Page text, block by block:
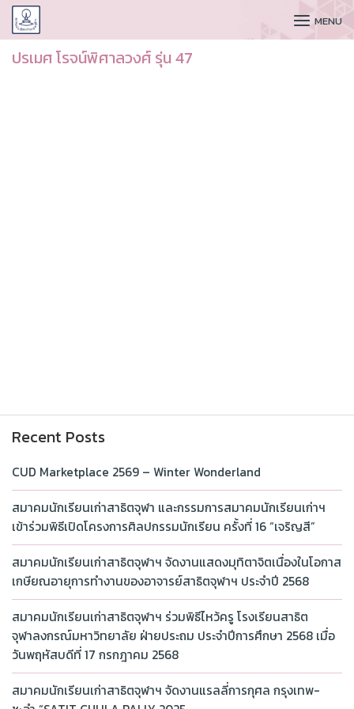
CUDAA MENU
ปรเมศ โรจน์พิศาลวงศ์ รุ่น 47
Recent Posts
CUD Marketplace 2569 – Winter Wonderland
สมาคมนักเรียนเก่าสาธิตจุฬา และกรรมการสมาคมนักเรียนเก่าฯ
เข้าร่วมพิธีเปิดโครงการศิลปกรรมนักเรียน ครั้งที่ 16 “เจริญสี”
สมาคมนักเรียนเก่าสาธิตจุฬาฯ จัดงานแสดงมุทิตาจิตเนื่องในโอกาส
เกษียณอายุการทำงานของอาจารย์สาธิตจุฬาฯ ประจำปี 2568
สมาคมนักเรียนเก่าสาธิตจุฬาฯ ร่วมพิธีไหว้ครู โรงเรียนสาธิต
จุฬาลงกรณ์มหาวิทยาลัย ฝ่ายประถม ประจำปีการศึกษา 2568 เมื่อ
วันพฤหัสบดีที่ 17 กรกฎาคม 2568
สมาคมนักเรียนเก่าสาธิตจุฬาฯ จัดงานแรลลี่การกุศล กรุงเทพ-